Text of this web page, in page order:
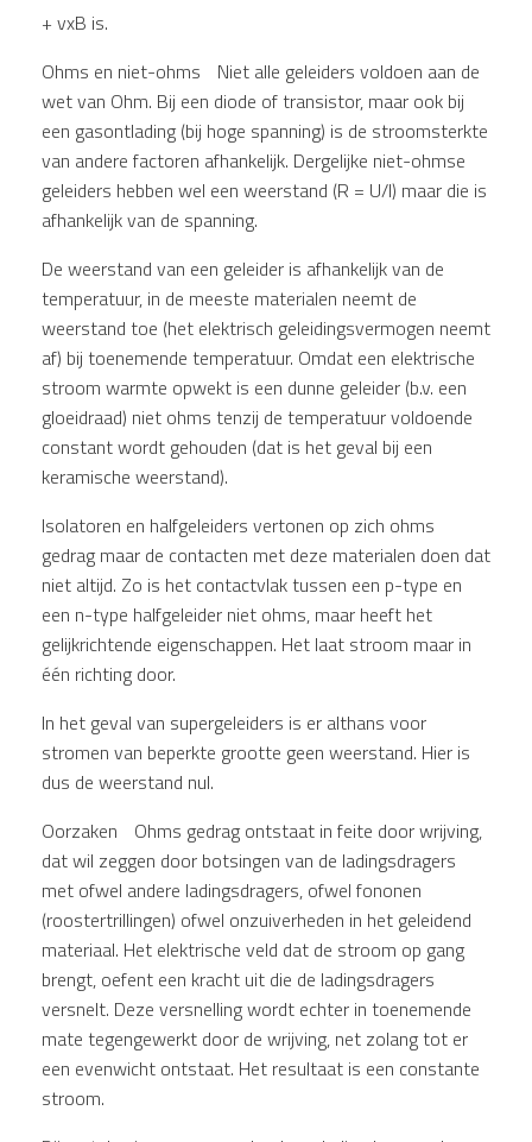
+ vxB is.
Ohms en niet-ohms Niet alle geleiders voldoen aan de
wet van Ohm. Bij een diode of transistor, maar ook bij
een gasontlading (bij hoge spanning) is de stroomsterkte
van andere factoren afhankelijk. Dergelijke niet-ohmse
geleiders hebben wel een weerstand (R = U/I) maar die is
afhankelijk van de spanning.
De weerstand van een geleider is afhankelijk van de
temperatuur, in de meeste materialen neemt de
weerstand toe (het elektrisch geleidingsvermogen neemt
af) bij toenemende temperatuur. Omdat een elektrische
stroom warmte opwekt is een dunne geleider (b.v. een
gloeidraad) niet ohms tenzij de temperatuur voldoende
constant wordt gehouden (dat is het geval bij een
keramische weerstand).
Isolatoren en halfgeleiders vertonen op zich ohms
gedrag maar de contacten met deze materialen doen dat
niet altijd. Zo is het contactvlak tussen een p-type en
een n-type halfgeleider niet ohms, maar heeft het
gelijkrichtende eigenschappen. Het laat stroom maar in
één richting door.
In het geval van supergeleiders is er althans voor
stromen van beperkte grootte geen weerstand. Hier is
dus de weerstand nul.
Oorzaken Ohms gedrag ontstaat in feite door wrijving,
dat wil zeggen door botsingen van de ladingsdragers
met ofwel andere ladingsdragers, ofwel fononen
(roostertrillingen) ofwel onzuiverheden in het geleidend
materiaal. Het elektrische veld dat de stroom op gang
brengt, oefent een kracht uit die de ladingsdragers
versnelt. Deze versnelling wordt echter in toenemende
mate tegengewerkt door de wrijving, net zolang tot er
een evenwicht ontstaat. Het resultaat is een constante
stroom.